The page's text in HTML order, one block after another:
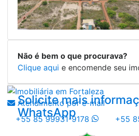
Não é bem o que procurava?
Clique aqui e encomende seu
Solicite mais
WhatsApp
Atendimento por e-mail
+55 85 99931-9178
+55